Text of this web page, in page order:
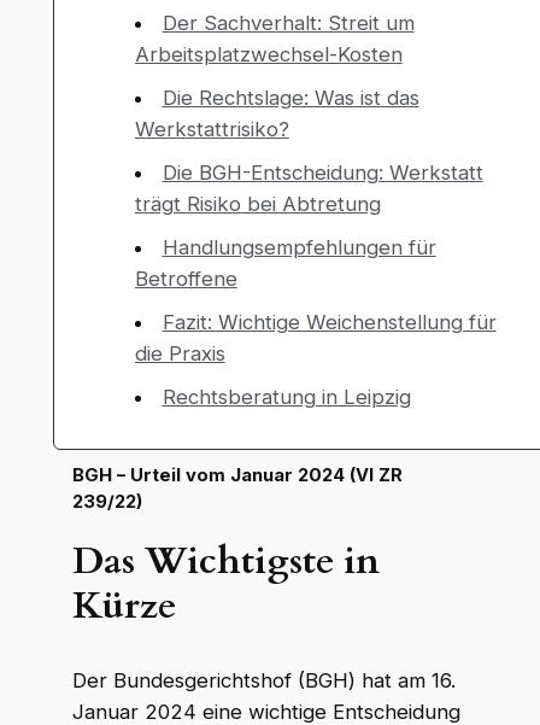
Der Sachverhalt: Streit um
Arbeitsplatzwechsel-Kosten
Die Rechtslage: Was ist das
Werkstattrisiko?
Die BGH-Entscheidung: Werkstatt
trägt Risiko bei Abtretung
Handlungsempfehlungen für
Betroffene
Fazit: Wichtige Weichenstellung für
die Praxis
Rechtsberatung in Leipzig
BGH – Urteil vom Januar 2024 (VI ZR
239/22)
Das Wichtigste in
Kürze
Der Bundesgerichtshof (BGH) hat am 16.
Januar 2024 eine wichtige Entscheidung